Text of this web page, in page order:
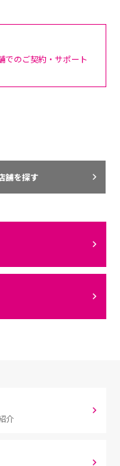
のご契約・サポート
舗を探す
介